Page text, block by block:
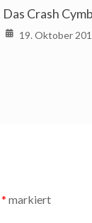
Das Crash
19. Oktober
* markiert